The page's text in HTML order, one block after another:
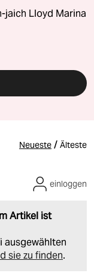
jaich Lloyd Marina
Neueste / Älteste
Artikel ist
ausgewählten
sie zu finden.
einloggen